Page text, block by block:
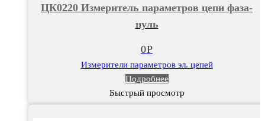
ЦК0220 Измеритель параметров цепи фаза-
нуль
0Р
Измерители параметров эл. цепей
Подробнее
Быстрый просмотр